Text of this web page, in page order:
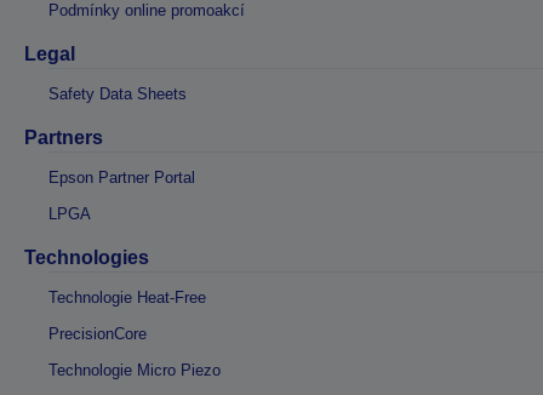
Podmínky online promoakcí
Legal
Safety Data Sheets
Partners
Epson Partner Portal
LPGA
Technologies
Technologie Heat-Free
PrecisionCore
Technologie Micro Piezo